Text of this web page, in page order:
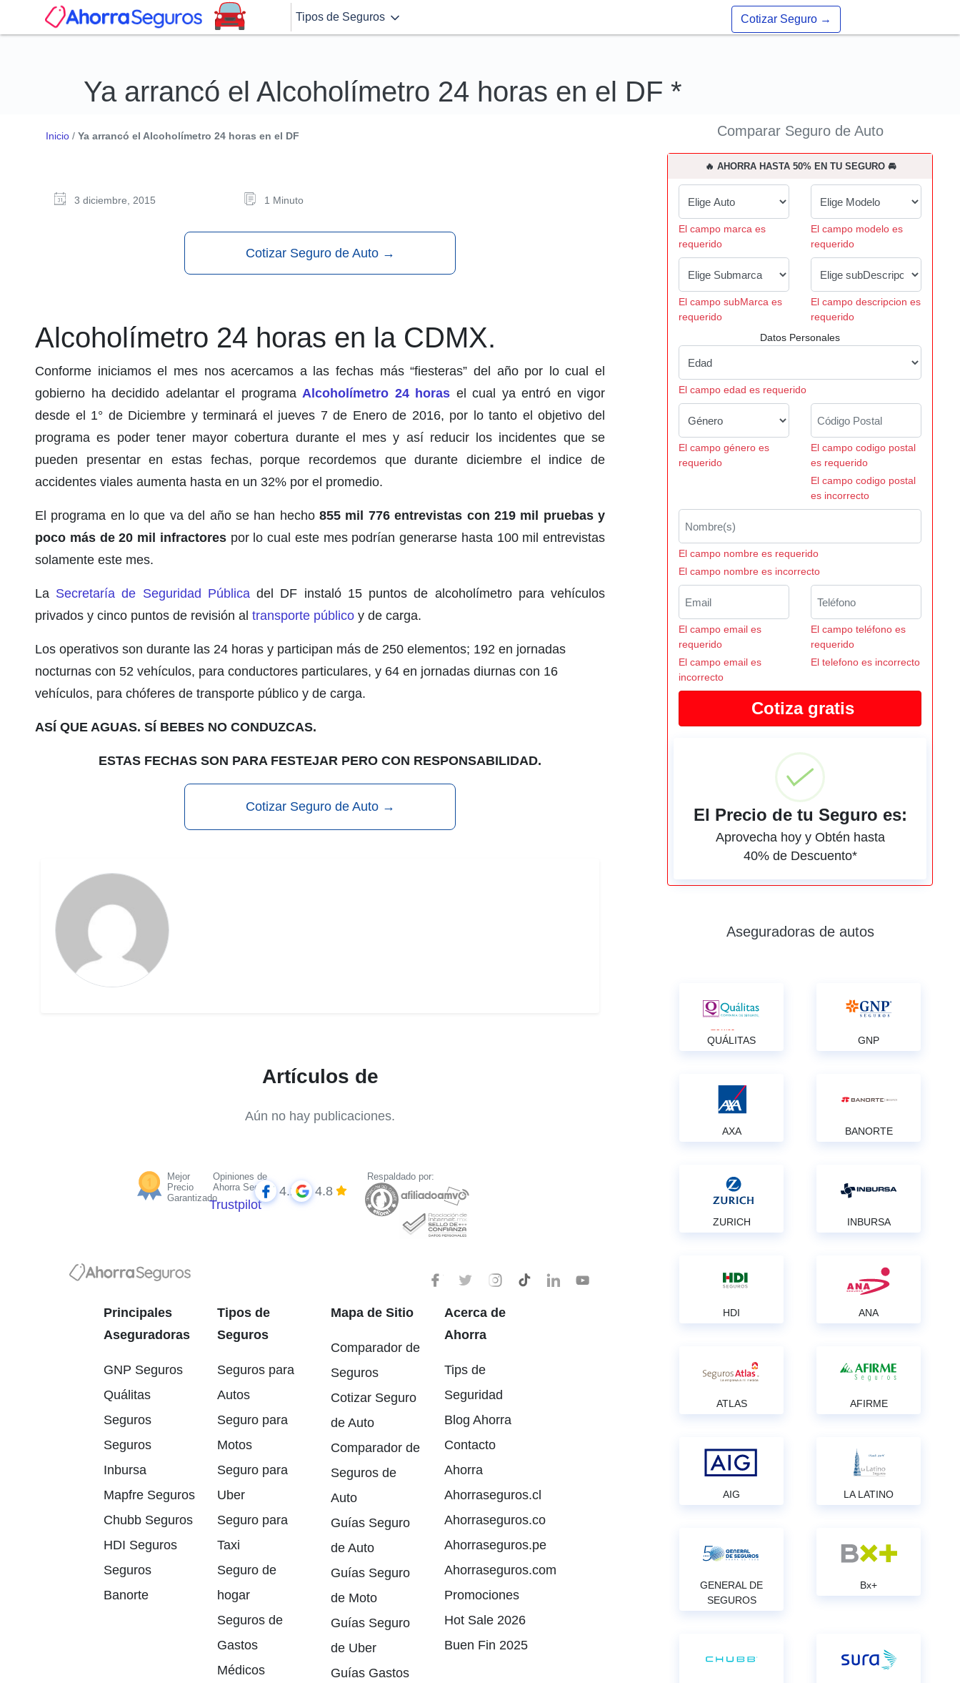
Tipos de Seguros Cotizar Seguro →
Ya arrancó el Alcoholímetro 24 horas en el DF *
Inicio / Ya arrancó el Alcoholímetro 24 horas en el DF
3 diciembre, 2015 1 Minuto
Cotizar Seguro de Auto →
Alcoholímetro 24 horas en la CDMX.
Conforme iniciamos el mes nos acercamos a las fechas más “fiesteras” del año por lo cual el
gobierno ha decidido adelantar el programa Alcoholímetro 24 horas el cual ya entró en vigor
desde el 1° de Diciembre y terminará el jueves 7 de Enero de 2016, por lo tanto el objetivo del
programa es poder tener mayor cobertura durante el mes y así reducir los incidentes que se
pueden presentar en estas fechas, porque recordemos que durante diciembre el indice de
accidentes viales aumenta hasta en un 32% por el promedio.
El programa en lo que va del año se han hecho855 mil 776 entrevistas con 219 mil pruebas y
poco más de 20 mil infractores por lo cual este mes podrían generarse hasta 100 mil entrevistas
solamente este mes.
La Secretaría de Seguridad Públicadel DF instaló 15 puntos de alcoholímetro para vehículos
privados y cinco puntos de revisión al transporte público y de carga.
Los operativos son durante las 24 horas y participan más de 250 elementos; 192 en jornadas
nocturnas con 52 vehículos, para conductores particulares, y 64 en jornadas diurnas con 16
vehículos, para chóferes de transporte público y de carga.
ASÍ QUE AGUAS. SÍ BEBES NO CONDUZCAS.
ESTAS FECHAS SON PARA FESTEJAR PERO CON RESPONSABILIDAD.
Cotizar Seguro de Auto →
Artículos de
Aún no hay publicaciones.
Mejor
Precio
Garantizado
Opiniones de
Ahorra Seguros
Trustpilot
4.2 4.8
Respaldado por:
Principales
Aseguradoras
GNP Seguros
Quálitas
Seguros
Seguros
Inbursa
Mapfre Seguros
Chubb Seguros
HDI Seguros
Seguros
Banorte
Tipos de
Seguros
Seguros para
Autos
Seguro para
Motos
Seguro para
Uber
Seguro para
Taxi
Seguro de
hogar
Seguros de
Gastos
Médicos
Mapa de Sitio
Comparador de
Seguros
Cotizar Seguro
de Auto
Comparador de
Seguros de
Auto
Guías Seguro
de Auto
Guías Seguro
de Moto
Guías Seguro
de Uber
Guías Gastos
Acerca de
Ahorra
Tips de
Seguridad
Blog Ahorra
Contacto
Ahorra
Ahorraseguros.cl
Ahorraseguros.co
Ahorraseguros.pe
Ahorraseguros.com
Promociones
Hot Sale 2026
Buen Fin 2025
Comparar Seguro de Auto
🔥 AHORRA HASTA 50% EN TU SEGURO 🚘
El campo marca es
requerido
El campo modelo es
requerido
El campo subMarca es
requerido
El campo descripcion es
requerido
Datos Personales
El campo edad es requerido
El campo género es
requerido
El campo codigo postal
es requerido
El campo codigo postal
es incorrecto
El campo nombre es requerido
El campo nombre es incorrecto
El campo email es
requerido
El campo email es
incorrecto
El campo teléfono es
requerido
El telefono es incorrecto
El Precio de tu Seguro es:
Aprovecha hoy y Obtén hasta
40% de Descuento*
Aseguradoras de autos
QUÁLITAS GNP
AXA BANORTE
ZURICH INBURSA
HDI ANA
ATLAS AFIRME
AIG LA LATINO
GENERAL DE
SEGUROS
Bx+